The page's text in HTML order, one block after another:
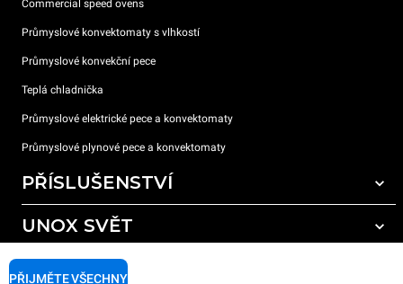
Commercial speed ovens
Průmyslové konvektomaty s vlhkostí
Průmyslové konvekční pece
Teplá chladnička
Průmyslové elektrické pece a konvektomaty
Průmyslové plynové pece a konvektomaty
PŘÍSLUŠENSTVÍ
Všechna příslušenství
UNOX SVĚT
Naše pobočky po celém světě
PODPORA
PŘIJMĚTE VŠECHNY